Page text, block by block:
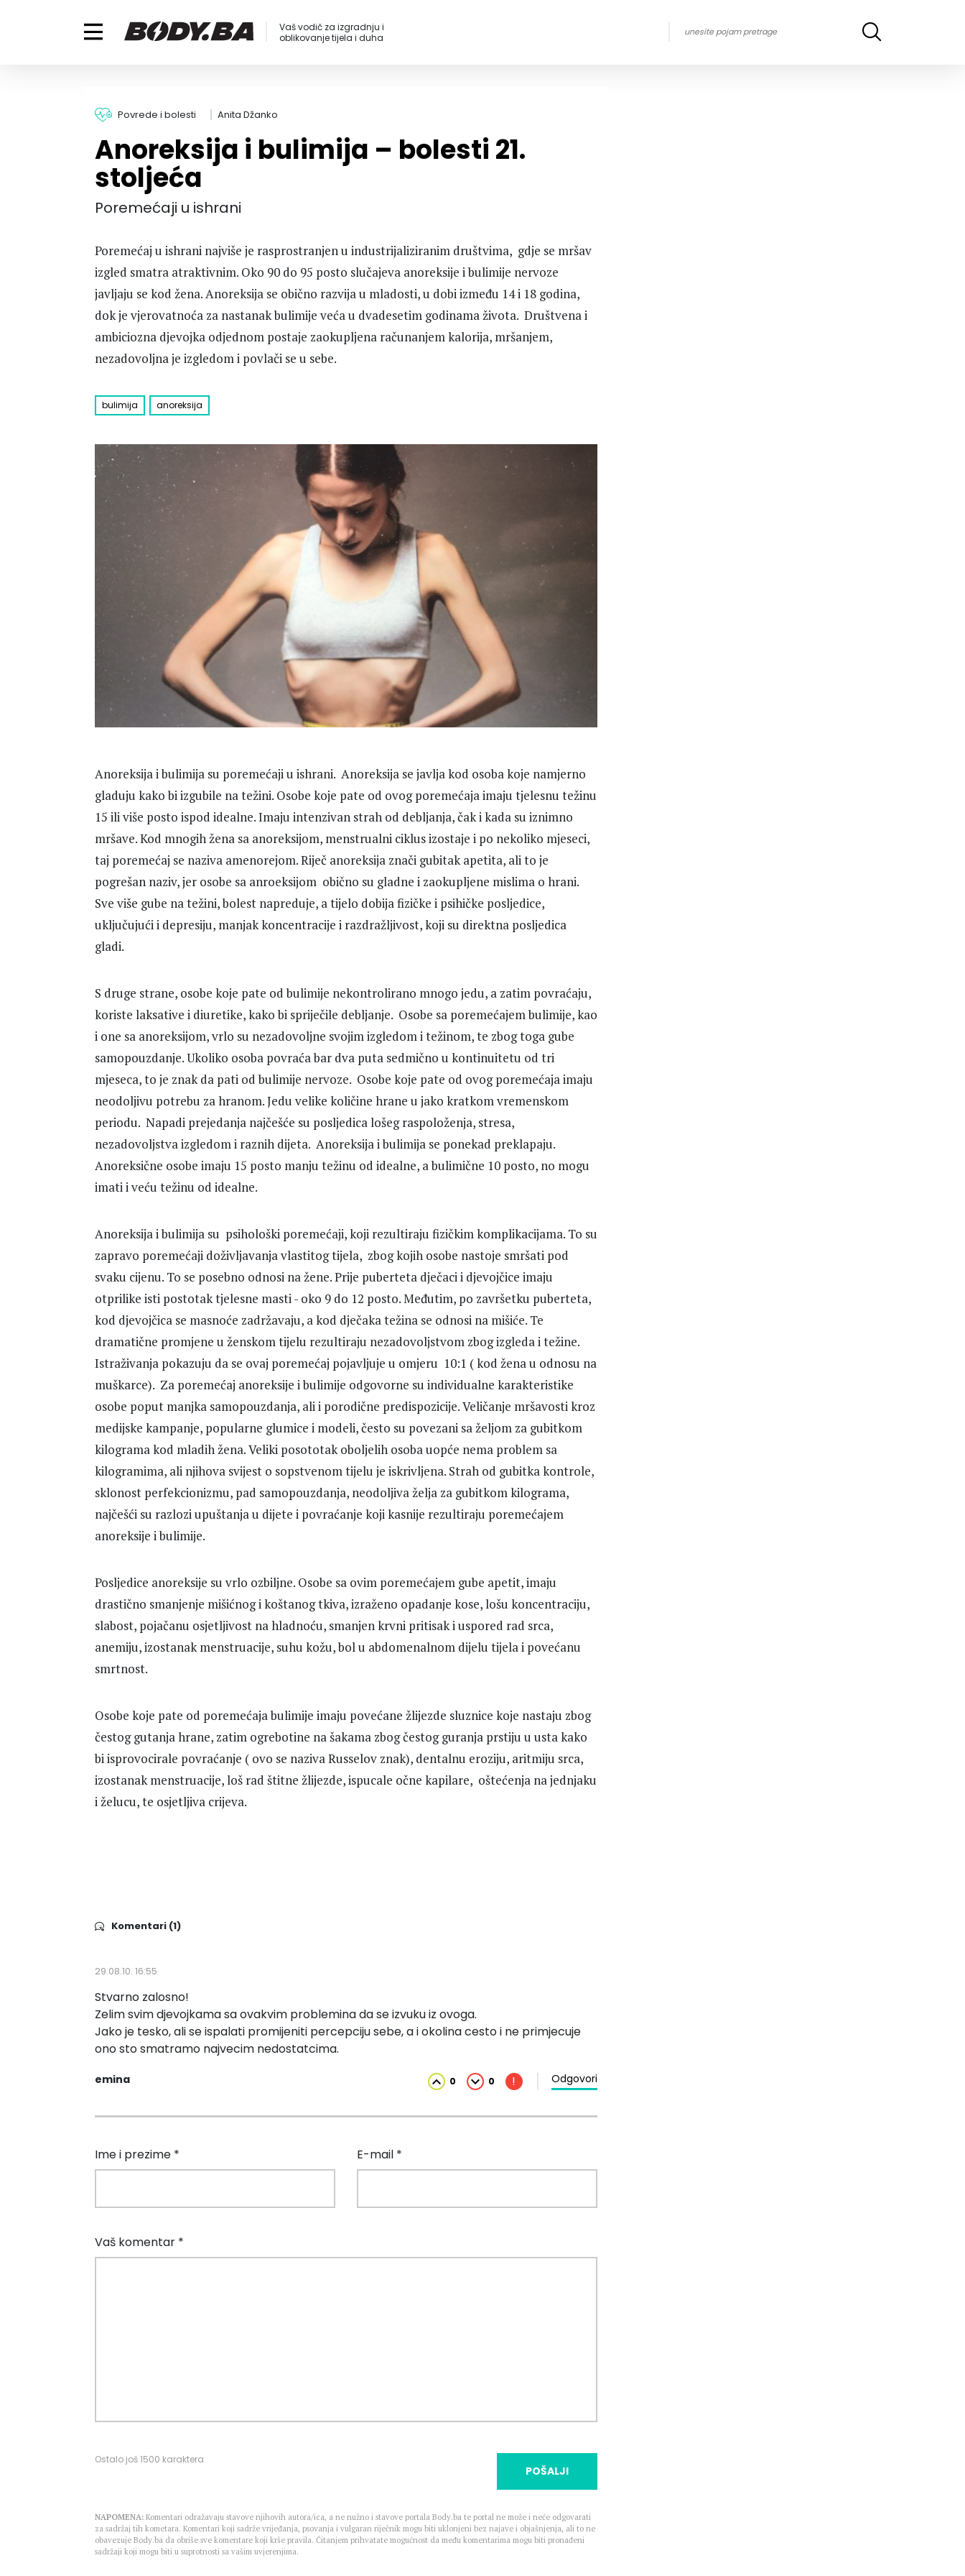
Vaš vodič za izgradnju i
oblikovanje tijela i duha
Povrede i bolesti Anita Džanko
Anoreksija i bulimija – bolesti 21.
stoljeća
Poremećaji u ishrani
Poremećaj u ishrani najviše je rasprostranjen u industrijaliziranim društvima, gdje se mršav
izgled smatra atraktivnim. Oko 90 do 95 posto slučajeva anoreksije i bulimije nervoze
javljaju se kod žena. Anoreksija se obično razvija u mladosti, u dobi između 14 i 18 godina,
dok je vjerovatnoća za nastanak bulimije veća u dvadesetim godinama života. Društvena i
ambiciozna djevojka odjednom postaje zaokupljena računanjem kalorija, mršanjem,
nezadovoljna je izgledom i povlači se u sebe.
bulimija anoreksija
Anoreksija i bulimija su poremećaji u ishrani. Anoreksija se javlja kod osoba koje namjerno
gladuju kako bi izgubile na težini. Osobe koje pate od ovog poremećaja imaju tjelesnu težinu
15 ili više posto ispod idealne. Imaju intenzivan strah od debljanja, čak i kada su iznimno
mršave. Kod mnogih žena sa anoreksijom, menstrualni ciklus izostaje i po nekoliko mjeseci,
taj poremećaj se naziva amenorejom. Riječ anoreksija znači gubitak apetita, ali to je
pogrešan naziv, jer osobe sa anroeksijom obično su gladne i zaokupljene mislima o hrani.
Sve više gube na težini, bolest napreduje, a tijelo dobija fizičke i psihičke posljedice,
uključujući i depresiju, manjak koncentracije i razdražljivost, koji su direktna posljedica
gladi.
S druge strane, osobe koje pate od bulimije nekontrolirano mnogo jedu, a zatim povraćaju,
koriste laksative i diuretike, kako bi spriječile debljanje. Osobe sa poremećajem bulimije, kao
i one sa anoreksijom, vrlo su nezadovoljne svojim izgledom i težinom, te zbog toga gube
samopouzdanje. Ukoliko osoba povraća bar dva puta sedmično u kontinuitetu od tri
mjeseca, to je znak da pati od bulimije nervoze. Osobe koje pate od ovog poremećaja imaju
neodoljivu potrebu za hranom. Jedu velike količine hrane u jako kratkom vremenskom
periodu. Napadi prejedanja najčešće su posljedica lošeg raspoloženja, stresa,
nezadovoljstva izgledom i raznih dijeta. Anoreksija i bulimija se ponekad preklapaju.
Anoreksične osobe imaju 15 posto manju težinu od idealne, a bulimične 10 posto, no mogu
imati i veću težinu od idealne.
Anoreksija i bulimija su psihološki poremećaji, koji rezultiraju fizičkim komplikacijama. To su
zapravo poremećaji doživljavanja vlastitog tijela, zbog kojih osobe nastoje smršati pod
svaku cijenu. To se posebno odnosi na žene. Prije puberteta dječaci i djevojčice imaju
otprilike isti postotak tjelesne masti - oko 9 do 12 posto. Međutim, po završetku puberteta,
kod djevojčica se masnoće zadržavaju, a kod dječaka težina se odnosi na mišiće. Te
dramatične promjene u ženskom tijelu rezultiraju nezadovoljstvom zbog izgleda i težine.
Istraživanja pokazuju da se ovaj poremećaj pojavljuje u omjeru 10:1 ( kod žena u odnosu na
muškarce). Za poremećaj anoreksije i bulimije odgovorne su individualne karakteristike
osobe poput manjka samopouzdanja, ali i porodične predispozicije. Veličanje mršavosti kroz
medijske kampanje, popularne glumice i modeli, često su povezani sa željom za gubitkom
kilograma kod mladih žena. Veliki posototak oboljelih osoba uopće nema problem sa
kilogramima, ali njihova svijest o sopstvenom tijelu je iskrivljena. Strah od gubitka kontrole,
sklonost perfekcionizmu, pad samopouzdanja, neodoljiva želja za gubitkom kilograma,
najčešći su razlozi upuštanja u dijete i povraćanje koji kasnije rezultiraju poremećajem
anoreksije i bulimije.
Posljedice anoreksije su vrlo ozbiljne. Osobe sa ovim poremećajem gube apetit, imaju
drastično smanjenje mišićnog i koštanog tkiva, izraženo opadanje kose, lošu koncentraciju,
slabost, pojačanu osjetljivost na hladnoću, smanjen krvni pritisak i uspored rad srca,
anemiju, izostanak menstruacije, suhu kožu, bol u abdomenalnom dijelu tijela i povećanu
smrtnost.
Osobe koje pate od poremećaja bulimije imaju povećane žlijezde sluznice koje nastaju zbog
čestog gutanja hrane, zatim ogrebotine na šakama zbog čestog guranja prstiju u usta kako
bi isprovocirale povraćanje ( ovo se naziva Russelov znak), dentalnu eroziju, aritmiju srca,
izostanak menstruacije, loš rad štitne žlijezde, ispucale očne kapilare, oštećenja na jednjaku
i želucu, te osjetljiva crijeva.
Komentari (1)
29.08.10. 16:55
Stvarno zalosno!
Zelim svim djevojkama sa ovakvim problemina da se izvuku iz ovoga.
Jako je tesko, ali se ispalati promijeniti percepciju sebe, a i okolina cesto i ne primjecuje
ono sto smatramo najvecim nedostatcima.
emina 0 0 ! Odgovori
Ime i prezime * E-mail *
Vaš komentar *
Ostalo još1500 karaktera
POŠALJI
NAPOMENA: Komentari odražavaju stavove njihovih autora/ica, a ne nužno i stavove portala Body.ba te portal ne može i neće odgovarati
za sadržaj tih kometara. Komentari koji sadrže vrijeđanja, psovanja i vulgaran riječnik mogu biti uklonjeni bez najave i objašnjenja, ali to ne
obavezuje Body.ba da obriše sve komentare koji krše pravila. Čitanjem prihvatate mogućnost da među komentarima mogu biti pronađeni
sadržaji koji mogu biti u suprotnosti sa vašim uvjerenjima.